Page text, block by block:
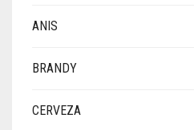
ANIS
BRANDY
CERVEZA